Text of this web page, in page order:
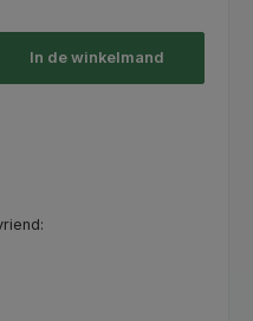
In de winkelmand